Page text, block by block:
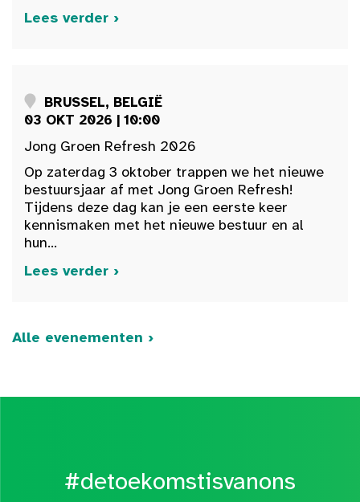
Lees verder ›
BRUSSEL, BELGIË
03 OKT 2026 | 10:00
Jong Groen Refresh 2026
Op zaterdag 3 oktober trappen we het nieuwe
bestuursjaar af met Jong Groen Refresh!
Tijdens deze dag kan je een eerste keer
kennismaken met het nieuwe bestuur en al
hun...
Lees verder ›
Alle evenementen ›
#detoekomstisvanons